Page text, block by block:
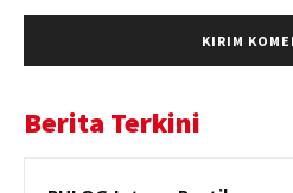
Berita Terkini